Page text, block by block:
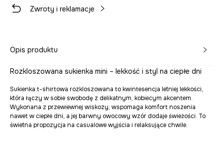
Zwroty i reklamacje
Opis produktu
Rozkloszowana sukienka mini – lekkość i styl na ciepłe dni
Sukienka t-shirtowa rozkloszowana to kwintesencja letniej lekkości,
która łączy w sobie swobodę z delikatnym, kobiecym akcentem.
Wykonana z przewiewnej wiskozy, wspomaga komfort noszenia
nawet w ciepłe dni, a jej barwny owocowy wzór dodaje świeżości. To
świetna propozycja na casualowe wyjścia i relaksujące chwile.